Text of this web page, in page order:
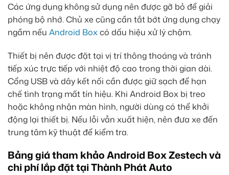
Các ứng dụng không sử dụng nên được gỡ bỏ để giải
phóng bộ nhớ. Chủ xe cũng cần tắt bớt ứng dụng chạy
ngầm nếu Android Boxcó dấu hiệu xử lý chậm.
Thiết bị nên được đặt tại vị trí thông thoáng và tránh
tiếp xúc trực tiếp với nhiệt độ cao trong thời gian dài.
Cổng USB và dây kết nối cần được giữ sạch để hạn
chế tình trạng mất tín hiệu. Khi Android Box bị treo
hoặc không nhận màn hình, người dùng có thể khởi
động lại thiết bị. Nếu lỗi vẫn xuất hiện, nên đưa xe đến
trung tâm kỹ thuật để kiểm tra.
Bảng giá tham khảo Android Box Zestech và
chi phí lắp đặt tại Thành Phát Auto